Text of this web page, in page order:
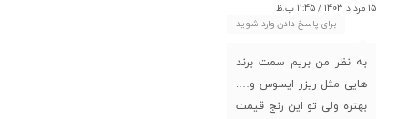
15 مرداد 1403 / 11:45 ب.ظ
برای پاسخ دادن وارد شوید
به نظر من بریم سمت برند
هایی مثل ریزر ایسوس و…‌.
بهتره ولی تو این رنج قیمت